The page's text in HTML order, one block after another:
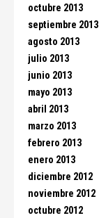
octubre 2013
septiembre 2013
agosto 2013
julio 2013
junio 2013
mayo 2013
abril 2013
marzo 2013
febrero 2013
enero 2013
diciembre 2012
noviembre 2012
octubre 2012